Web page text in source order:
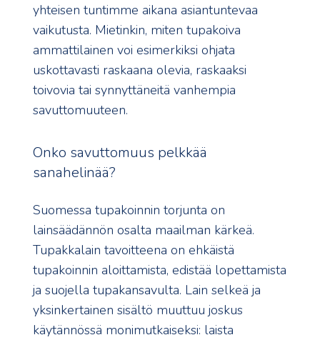
yhteisen tuntimme aikana asiantuntevaa
vaikutusta. Mietinkin, miten tupakoiva
ammattilainen voi esimerkiksi ohjata
uskottavasti raskaana olevia, raskaaksi
toivovia tai synnyttäneitä vanhempia
savuttomuuteen.
Onko savuttomuus pelkkää
sanahelinää?
Suomessa tupakoinnin torjunta on
lainsäädännön osalta maailman kärkeä.
Tupakkalain tavoitteena on ehkäistä
tupakoinnin aloittamista, edistää lopettamista
ja suojella tupakansavulta. Lain selkeä ja
yksinkertainen sisältö muuttuu joskus
käytännössä monimutkaiseksi: laista